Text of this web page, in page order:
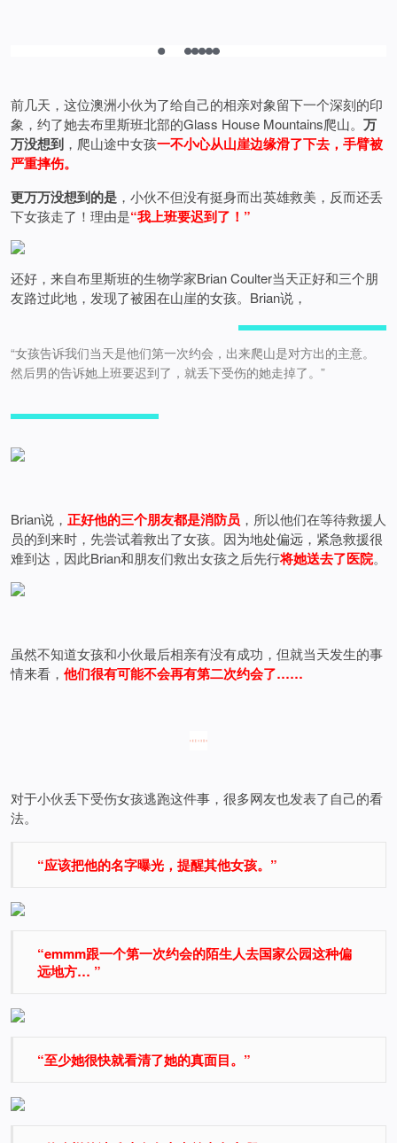
前几天，这位澳洲小伙为了给自己的相亲对象留下一个深刻的印
象，约了她去布里斯班北部的Glass House Mountains爬山。 万
万没想到 ，爬山途中女孩一不小心从山崖边缘滑了下去，手臂被
严重摔伤。
更万万没想到的是 ，小伙不但没有挺身而出英雄救美，反而还丢
下女孩走了！理由是“我上班要迟到了！”
还好，来自布里斯班的生物学家Brian Coulter当天正好和三个朋
友路过此地，发现了被困在山崖的女孩。Brian说，
“女孩告诉我们当天是他们第一次约会，出来爬山是对方出的主意。
然后男的告诉她上班要迟到了，就丢下受伤的她走掉了。”
Brian说， 正好他的三个朋友都是消防员 ，所以他们在等待救援人
员的到来时，先尝试着救出了女孩。因为地处偏远，紧急救援很
难到达，因此Brian和朋友们救出女孩之后先行将她送去了医院。
虽然不知道女孩和小伙最后相亲有没有成功，但就当天发生的事
情来看， 他们很有可能不会再有第二次约会了……
对于小伙丢下受伤女孩逃跑这件事，很多网友也发表了自己的看
法。
“应该把他的名字曝光，提醒其他女孩。”
“emmm跟一个第一次约会的陌生人去国家公园这种偏
远地方… ”
“至少她很快就看清了她的真面目。”